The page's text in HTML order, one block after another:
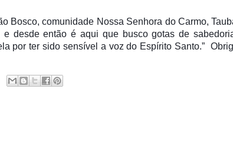
Bosco, comunidade Nossa Senhora do Carmo,
desde então é aqui que busco gotas de
por ter sido sensível a voz do Espírito Santo.”